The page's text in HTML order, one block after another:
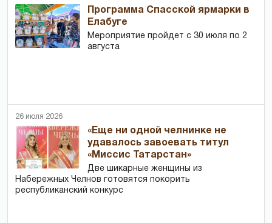
Программа Спасской ярмарки в
Елабуге
Мероприятие пройдет с 30 июля по 2
августа
26 июля 2026
«Еще ни одной челнинке не
удавалось завоевать титул
«Миссис Татарстан»
Две шикарные женщины из
Набережных Челнов готовятся покорить
республиканский конкурс